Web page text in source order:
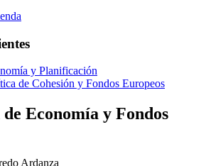
y Planificación
de Cohesión y Fondos Europeos
Economía y Fondos
Ardanza